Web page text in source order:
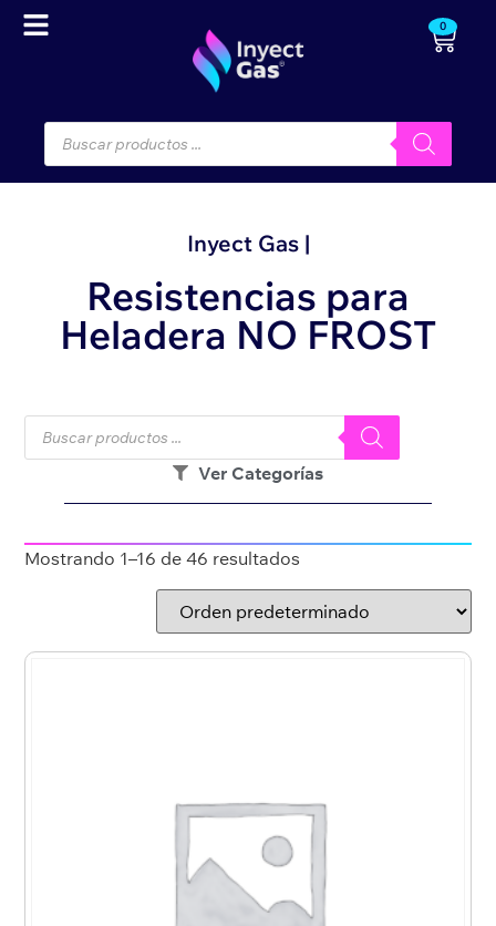
0
Inyect Gas |
Resistencias para
Heladera NO FROST
Ver Categorías
Mostrando 1–16 de 46 resultados